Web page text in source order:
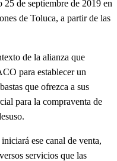
25 de septiembre de 2019 en
de Toluca, a partir de las
de la alianza que
para establecer un
que ofrezca a sus
para la compraventa de
ese canal de venta,
servicios que las